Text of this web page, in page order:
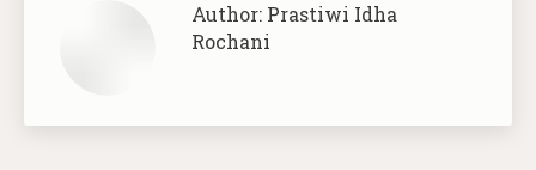
Author: Prastiwi Idha
Rochani